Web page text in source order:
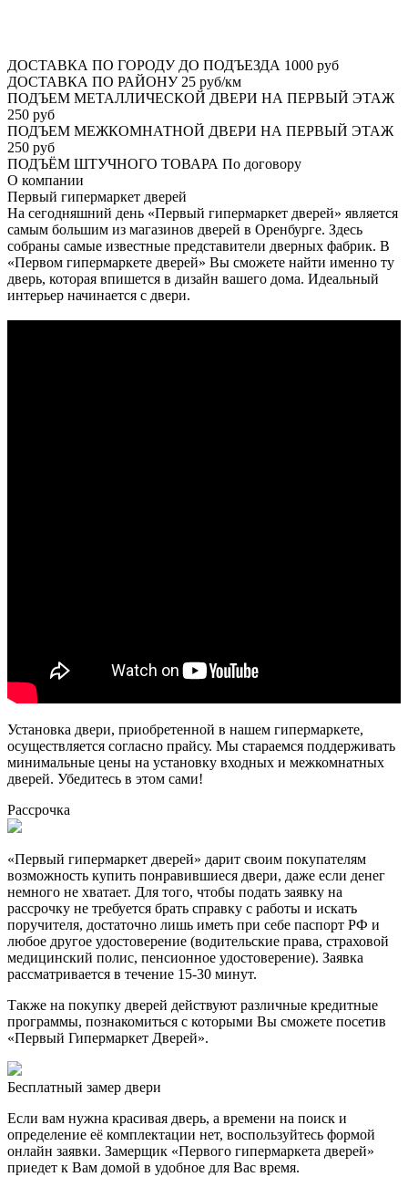
ДОСТАВКА ПО ГОРОДУ ДО ПОДЪЕЗДА 1000 руб
ДОСТАВКА ПО РАЙОНУ25 руб/км
ПОДЪЕМ МЕТАЛЛИЧЕСКОЙ ДВЕРИ НА ПЕРВЫЙ ЭТАЖ
250 руб
ПОДЪЕМ МЕЖКОМНАТНОЙ ДВЕРИ НА ПЕРВЫЙ ЭТАЖ
250 руб
ПОДЪЁМ ШТУЧНОГО ТОВАРА По договору
О компании
Первый гипермаркет дверей
На сегодняшний день «Первый гипермаркет дверей» является
самым большим из магазинов дверей в Оренбурге. Здесь
собраны самые известные представители дверных фабрик. В
«Первом гипермаркете дверей» Вы сможете найти именно ту
дверь, которая впишется в дизайн вашего дома. Идеальный
интерьер начинается с двери.
Установка двери, приобретенной в нашем гипермаркете,
осуществляется согласно прайсу. Мы стараемся поддерживать
минимальные цены на установку входных и межкомнатных
дверей. Убедитесь в этом сами!
Рассрочка
«Первый гипермаркет дверей» дарит своим покупателям
возможность купить понравившиеся двери, даже если денег
немного не хватает. Для того, чтобы подать заявку на
рассрочку не требуется брать справку с работы и искать
поручителя, достаточно лишь иметь при себе паспорт РФ и
любое другое удостоверение (водительские права, страховой
медицинский полис, пенсионное удостоверение). Заявка
рассматривается в течение 15-30 минут.
Также на покупку дверей действуют различные кредитные
программы, познакомиться с которыми Вы сможете посетив
«Первый Гипермаркет Дверей».
Бесплатный замер двери
Если вам нужна красивая дверь, а времени на поиск и
определение её комплектации нет, воспользуйтесь формой
онлайн заявки. Замерщик «Первого гипермаркета дверей»
приедет к Вам домой в удобное для Вас время.